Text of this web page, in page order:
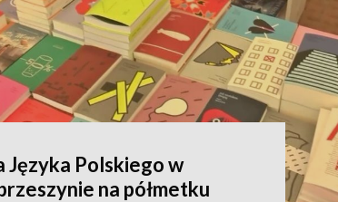
Języka Polskiego w
na półmetku